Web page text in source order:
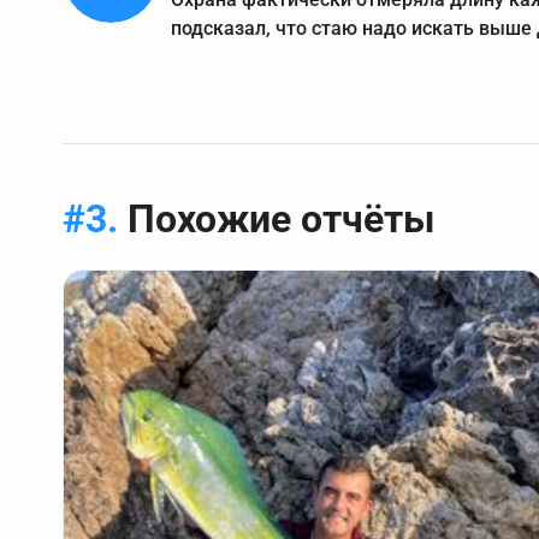
подсказал, что стаю надо искать выше
Похожие отчёты